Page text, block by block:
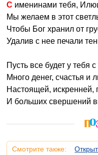
С именинами тебя,
Мы желаем в этот
Чтобы Бог хранил от
Удалив с нее печали
Пусть все будет у тебя
Много денег, счастья и
Настоящей, искренней,
И больших свершений
Смотрите также: